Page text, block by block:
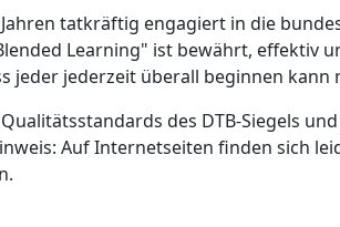
tatkräftig engagiert in die
Learning" ist bewährt, effektiv
jederzeit überall beginnen
des DTB-Siegels
Auf Internetseiten finden sich